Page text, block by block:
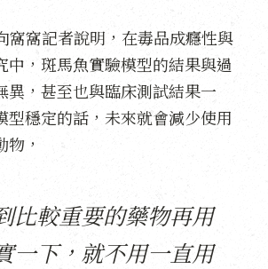
窩窩記者說明，在毒品成癮性與
中，斑馬魚實驗模型的結果與過
異，甚至也與臨床測試結果一
型穩定的話，未來就會減少使用
，
比較重要的藥物再用
一下，就不用一直用